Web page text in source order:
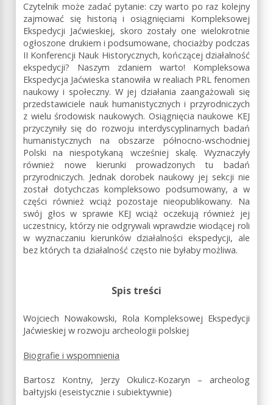
Czytelnik może zadać pytanie: czy warto po raz kolejny
zajmować się historią i osiągnięciami Kompleksowej
Ekspedycji Jaćwieskiej, skoro zostały one wielokrotnie
ogłoszone drukiem i podsumowane, chociażby podczas
II Konferencji Nauk Historycznych, kończącej działalność
ekspedycji? Naszym zdaniem warto! Kompleksowa
Ekspedycja Jaćwieska stanowiła w realiach PRL fenomen
naukowy i społeczny. W jej działania zaangażowali się
przedstawiciele nauk humanistycznych i przyrodniczych
z wielu środowisk naukowych. Osiągnięcia naukowe KEJ
przyczyniły się do rozwoju interdyscyplinarnych badań
humanistycznych na obszarze północno-wschodniej
Polski na niespotykaną wcześniej skalę. Wyznaczyły
również nowe kierunki prowadzonych tu badań
przyrodniczych. Jednak dorobek naukowy jej sekcji nie
został dotychczas kompleksowo podsumowany, a w
części również wciąż pozostaje nieopublikowany. Na
swój głos w sprawie KEJ wciąż oczekują również jej
uczestnicy, którzy nie odgrywali wprawdzie wiodącej roli
w wyznaczaniu kierunków działalności ekspedycji, ale
bez których ta działalność często nie byłaby możliwa.
Spis treści
Wojciech Nowakowski, Rola Kompleksowej Ekspedycji
Jaćwieskiej w rozwoju archeologii polskiej
Biografie i wspomnienia
Bartosz Kontny, Jerzy Okulicz-Kozaryn – archeolog
bałtyjski (eseistycznie i subiektywnie)